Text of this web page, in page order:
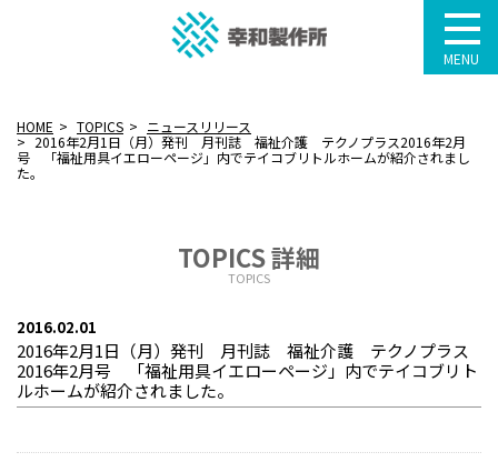
MENU
HOME TOPICS
ニュースリリース
2016年2月1日（月）発刊 月刊誌 福祉介護 テクノプラス2016年2月
号 「福祉用具イエローページ」内でテイコブリトルホームが紹介されまし
た。
TOPICS 詳細
TOPICS
2016.02.01
2016年2月1日（月）発刊 月刊誌 福祉介護 テクノプラス
2016年2月号 「福祉用具イエローページ」内でテイコブリト
ルホームが紹介されました。